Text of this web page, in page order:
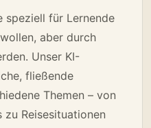
speziell für Lernende
aber durch
Unser KI-
fließende
Themen – von
Reisesituationen